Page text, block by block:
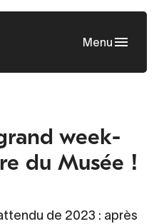
Menu
week-
du Musée !
de 2023 : après